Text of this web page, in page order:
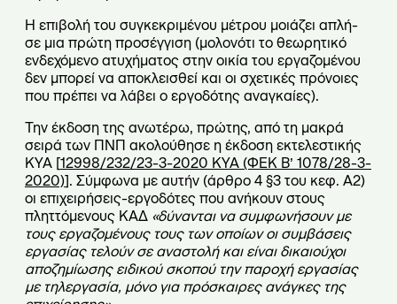
Η επιβολή του συγκεκριμένου μέτρου μοιάζει απλή-
σε μια πρώτη προσέγγιση (μολονότι το θεωρητικό
ενδεχόμενο ατυχήματος στην οικία του εργαζομένου
δεν μπορεί να αποκλεισθεί και οι σχετικές πρόνοιες
που πρέπει να λάβει ο εργοδότης αναγκαίες).
Την έκδοση της ανωτέρω, πρώτης, από τη μακρά
σειρά των ΠΝΠ ακολούθησε η έκδοση εκτελεστικής
ΚΥΑ [12998/232/23-3-2020 ΚΥΑ (ΦΕΚ Β’ 1078/28-3-
2020)]. Σύμφωνα με αυτήν (άρθρο 4 §3 του κεφ. Α2)
οι επιχειρήσεις-εργοδότες που ανήκουν στους
πληττόμενους ΚΑΔ «δύνανται να συμφωνήσουν με
τους εργαζομένους τους των οποίων οι συμβάσεις
εργασίας τελούν σε αναστολή και είναι δικαιούχοι
αποζημίωσης ειδικού σκοπού την παροχή εργασίας
με τηλεργασία, μόνο για πρόσκαιρες ανάγκες της